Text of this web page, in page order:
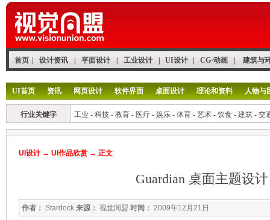
首页 设计资讯 平面设计 工业设计 UI设计 CG·动画 建筑与
UI首页 资讯 网页设计 软件界面 桌面设计 理论和资料 人物与
行业关键字 工业 - 科技 - 教育 - 医疗 - 娱乐 - 体育 - 艺术 - 饮食 - 建筑 - 交
UI设计 → UI作品欣赏 → 正文
Guardian 桌面主题设计
作者： Stardock 来源： 视觉同盟 时间： 2009年12月21日